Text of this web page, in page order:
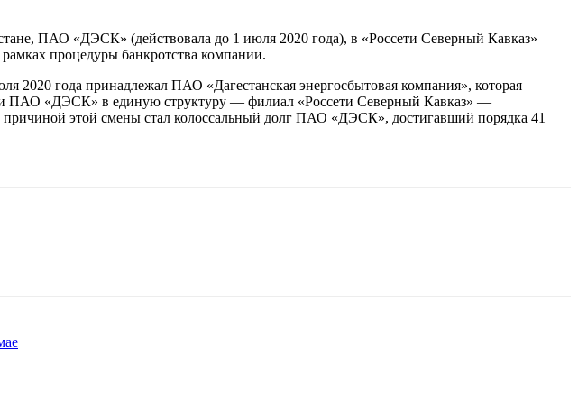
ПАО «ДЭСК» (действовала до 1 июля 2020 года), в «Россети Северный Кавказ»
процедуры банкротства компании.
2020 года принадлежал ПАО «Дагестанская энергосбытовая компания», которая
и ПАО «ДЭСК» в единую структуру — филиал «Россети Северный Кавказ» —
этой смены стал колоссальный долг ПАО «ДЭСК», достигавший порядка 41